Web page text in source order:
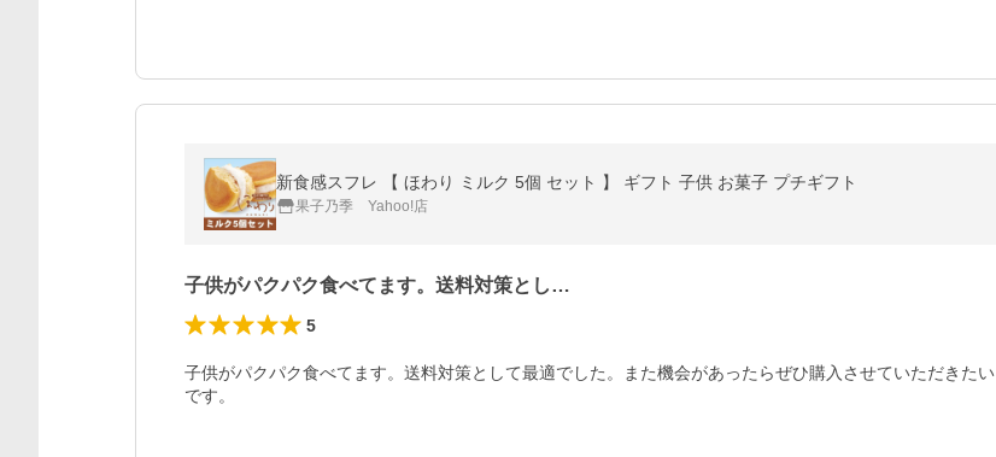
新食感スフレ 【 ほわり ミルク 5個 セット 】 ギフト 子供 お菓子 プチギフト
果子乃季 Yahoo!店
子供がパクパク食べてます。送料対策とし…
5
子供がパクパク食べてます。送料対策として最適でした。また機会があったらぜひ購入させていただきたい
です。